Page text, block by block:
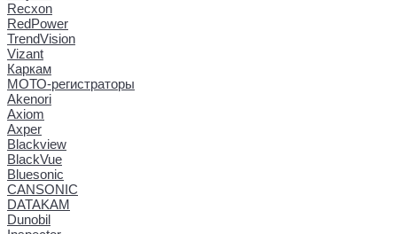
Recxon
RedPower
TrendVision
Vizant
Каркам
МОТО-регистраторы
Akenori
Axiom
Axper
Blackview
BlackVue
Bluesonic
CANSONIC
DATAKAM
Dunobil